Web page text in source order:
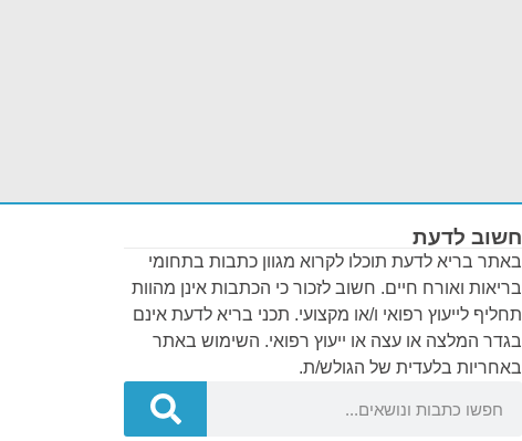
חשוב לדעת
באתר בריא לדעת תוכלו לקרוא מגוון כתבות בתחומי
בריאות ואורח חיים. חשוב לזכור כי הכתבות אינן מהוות
תחליף לייעוץ רפואי ו/או מקצועי. תכני בריא לדעת אינם
בגדר המלצה או עצה או ייעוץ רפואי. השימוש באתר
באחריות בלעדית של הגולש/ת.